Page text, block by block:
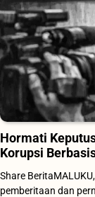
Hormati
Korupsi
Share
pemberitaan dan